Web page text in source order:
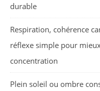
durable
Respiration, cohérence
réflexe simple pour
concentration
Plein soleil ou ombre